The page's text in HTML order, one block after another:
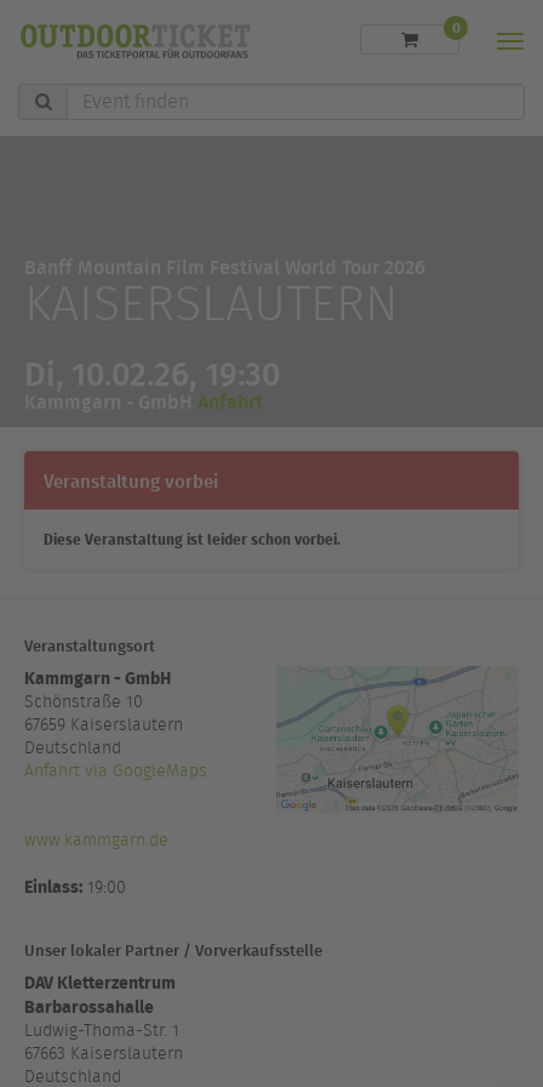
Event
finden
0
Anfahrt
Veranstaltung vorbei
Diese Veranstaltung ist leider schon vorbei.
Veranstaltungsort
Kammgarn - GmbH
Schönstraße 10
67659 Kaiserslautern
Deutschland
Anfahrt via GoogleMaps
www.kammgarn.de
Einlass: 19:00
Unser lokaler Partner / Vorverkaufsstelle
DAV Kletterzentrum
Barbarossahalle
Ludwig-Thoma-Str. 1
67663 Kaiserslautern
Deutschland